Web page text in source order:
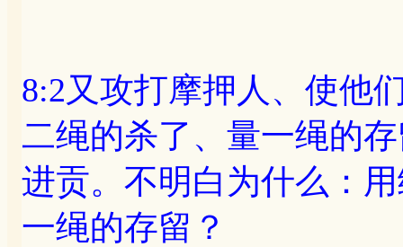
8:2又攻打摩押人、使他
二绳的杀了、量一绳的
进贡。不明白为什么：
一绳的存留？